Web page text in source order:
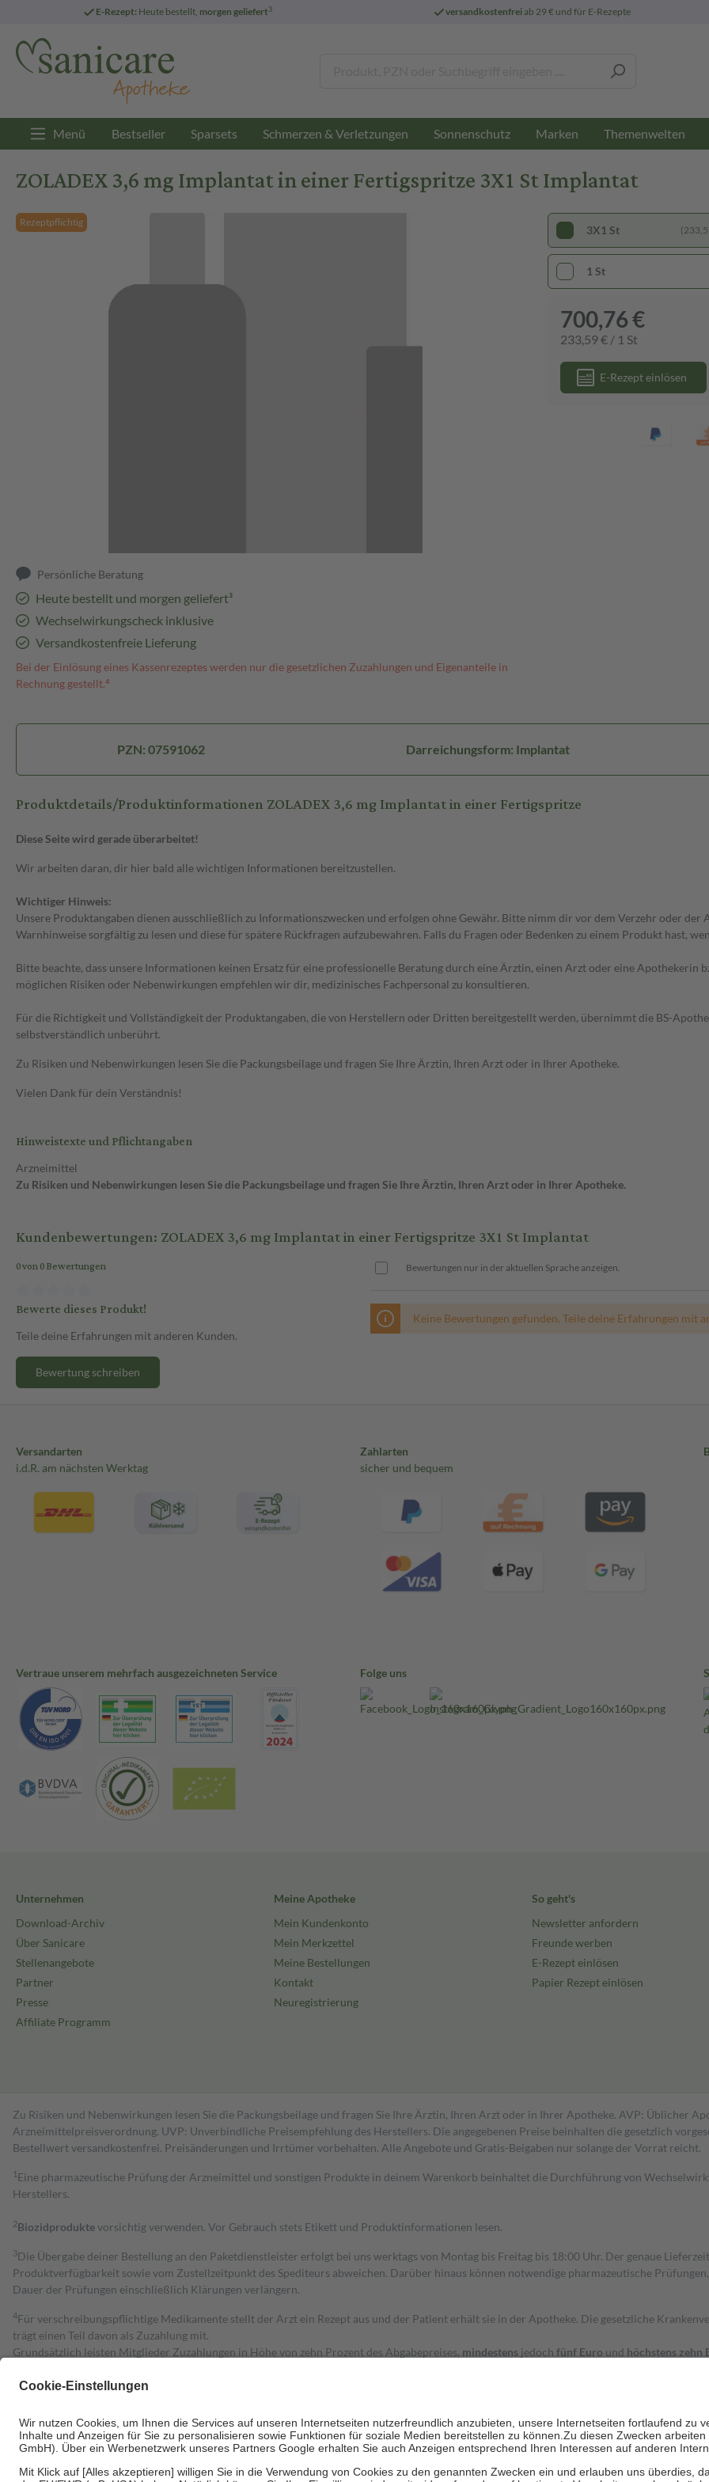
E-Rezept: Heute bestellt, morgen geliefert3 versandkostenfreiab 29 € und für E-Rezepte
Menü Bestseller Sparsets Schmerzen & Verletzungen Sonnenschutz Marken Themenwelten
ZOLADEX 3,6 mg Implantat in einer Fertigspritze 3X1 St Implantat
Rezeptpflichtig
Persönliche Beratung
Heute bestellt und morgen geliefert³
Wechselwirkungscheck inklusive
Versandkostenfreie Lieferung
Bei der Einlösung eines Kassenrezeptes werden nur die gesetzlichen Zuzahlungen und Eigenanteile in
Rechnung gestellt.⁴
3X1 St
1 St
700,76 €
233,59 € / 1 St
E-Rezept einlösen
PZN: 07591062 Darreichungsform: Implantat
Produktdetails/Produktinformationen ZOLADEX 3,6 mg Implantat in einer Fertigspritze
Diese Seite wird gerade überarbeitet!
Wir arbeiten daran, dir hier bald alle wichtigen Informationen bereitzustellen.
Wichtiger Hinweis:
Unsere Produktangaben dienen ausschließlich zu Informationszwecken und erfolgen ohne Gewähr. Bitte nimm dir vor dem Verzehr oder
Warnhinweise sorgfältig zu lesen und diese für spätere Rückfragen aufzubewahren. Falls du Fragen oder Bedenken zu einem Produkt hast,
Bitte beachte, dass unsere Informationen keinen Ersatz für eine professionelle Beratung durch eine Ärztin, einen Arzt oder eine Apothekerin
möglichen Risiken oder Nebenwirkungen empfehlen wir dir, medizinisches Fachpersonal zu konsultieren.
Für die Richtigkeit und Vollständigkeit der Produktangaben, die von Herstellern oder Dritten bereitgestellt werden, übernimmt die BS-
selbstverständlich unberührt.
Zu Risiken und Nebenwirkungen lesen Sie die Packungsbeilage und fragen Sie Ihre Ärztin, Ihren Arzt oder in Ihrer Apotheke.
Vielen Dank für dein Verständnis!
Hinweistexte und Pflichtangaben
Arzneimittel
Zu Risiken und Nebenwirkungen lesen Sie die Packungsbeilage und fragen Sie Ihre Ärztin, Ihren Arzt oder in Ihrer Apotheke.
Kundenbewertungen: ZOLADEX 3,6 mg Implantat in einer Fertigspritze 3X1 St Implantat
0 von 0 Bewertungen
Bewerte dieses Produkt!
Teile deine Erfahrungen mit anderen Kunden.
Bewertung schreiben
Bewertungen nur in der aktuellen Sprache anzeigen.
Keine Bewertungen gefunden. Teile deine Erfahrungen mit
Versandarten
i.d.R. am nächsten Werktag
Zahlarten
sicher und bequem
Vertraue unserem mehrfach ausgezeichneten Service Folge uns
Unternehmen
Download-Archiv
Über Sanicare
Stellenangebote
Partner
Presse
Affiliate Programm
Meine Apotheke
Mein Kundenkonto
Mein Merkzettel
Meine Bestellungen
Kontakt
Neuregistrierung
So geht's
Newsletter anfordern
Freunde werben
E-Rezept einlösen
Papier Rezept einlösen
Zu Risiken und Nebenwirkungen lesen Sie die Packungsbeilage und fragen Sie Ihre Ärztin, Ihren Arzt oder in Ihrer Apotheke. AVP: Üblicher
Arzneimittelpreisverordnung. UVP: Unverbindliche Preisempfehlung des Herstellers. Die angegebenen Preise beinhalten die gesetzlich
Bestell­wert versand­kosten­frei. Preisänderungen und Irrtümer vorbehalten. Alle Angebote und Gratis-Beigaben nur solange der Vorrat reicht.
1 Eine pharmazeutische Prüfung der Arzneimittel und sonstigen Produkte in deinem Warenkorb beinhaltet die Durchführung von
Herstellers.
2Biozidproduktevorsichtig verwenden. Vor Gebrauch stets Etikett und Produktinformationen lesen.
3Die Übergabe deiner Bestellung an den Paketdienstleister erfolgt bei uns werktags von Montag bis Freitag bis 18:00 Uhr. Der genaue
Produktverfügbarkeit sowie vom Zustellzeitpunkt des Spediteurs abweichen. Darüber hinaus können notwendige pharmazeutische
Dauer der Prüfungen einschließlich Klärungen verlängern.
4Für verschreibungspflichtige Medikamente stellt der Arzt ein Rezept aus und der Patient erhält sie in der Apotheke. Die gesetzliche
trägt einen Teil davon als Zuzahlung mit.
Grundsätzlich leisten Mitglieder Zuzahlungen in Höhe von zehn Prozent des Abgabepreises, mindestens jedoch fünf Euro und höchstens zehn
Diese Regeln gelten grundsätzlich auch für Online-Apotheken.
Um das Engagement der Versicherten für ihre eigene Gesundheit zu stärken und die besondere Stellung der Familie zu unterstützen, fallen
• Kindern und Jugendlichen bis zum vollendeten 18. Lebensjahr mit Ausnahme der Fahrkosten
• Untersuchungen zur Vorsorge und Früherkennung, die von der GKV getragen werden
• empfohlenen Schutzimpfungen